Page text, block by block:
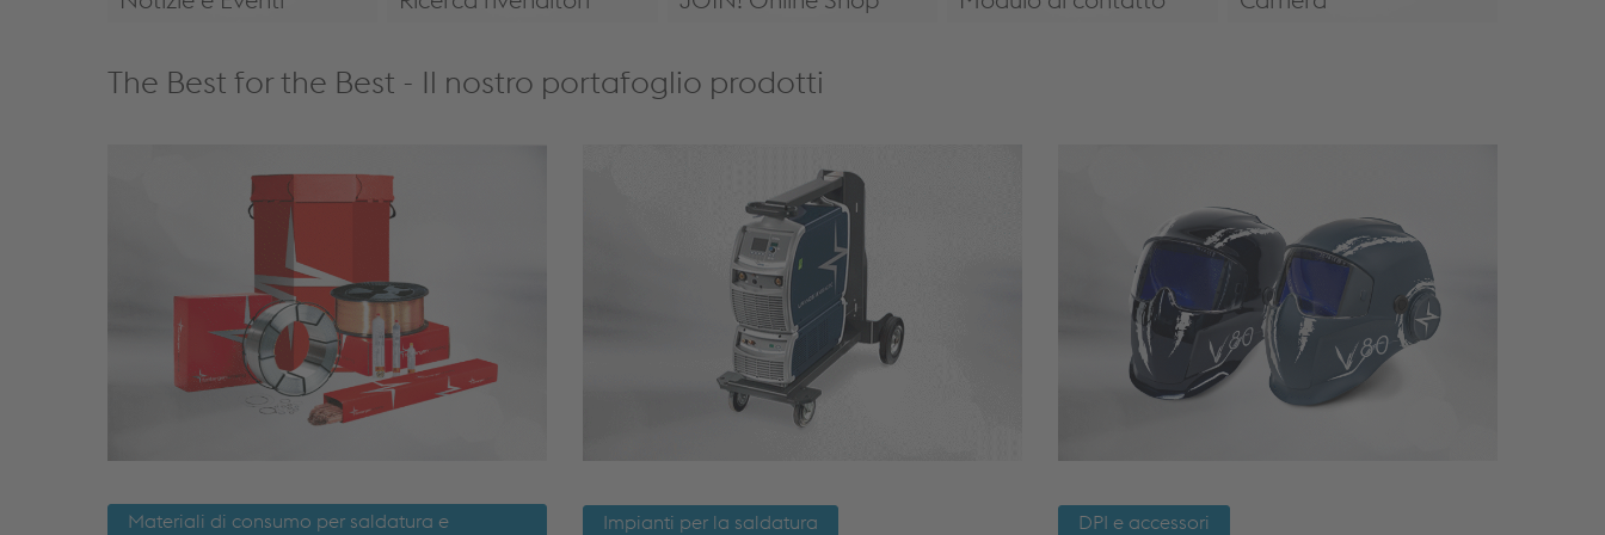
it/azienda/notizie/news/
The Best for the Best - Il nostro portafoglio prodotti
Materiali di consumo per saldatura e
Impianti per la saldatura DPI e accessori